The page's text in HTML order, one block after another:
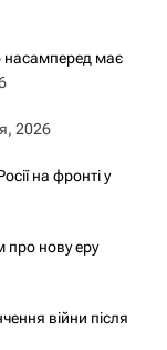
насамперед має
2026
на фронті у
про нову еру
війни після